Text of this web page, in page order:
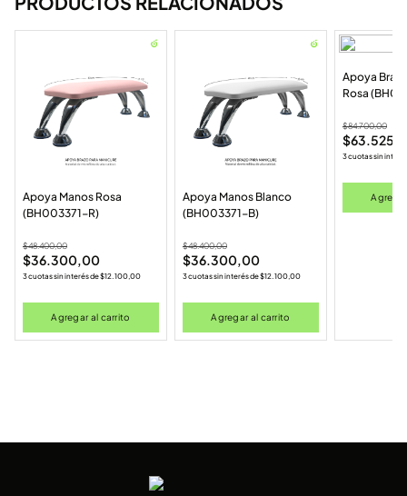
Apoya Manos Rosa
(BH003371-R)
$48.400,00
$36.300,00
3 cuotas sin interés de$12.100,00
Agregar al carrito
Apoya Manos Blanco
(BH003371-B)
$48.400,00
$36.300,00
3 cuotas sin interés de$12.100,00
Agregar al carrito
Apoya
Rosa
$84.700,00
$
3 cuotas sin